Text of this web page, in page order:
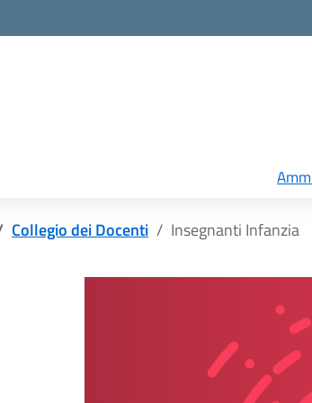
Collegio dei Docenti Insegnanti Infanzia